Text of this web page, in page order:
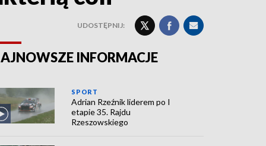
UDOSTĘPNIJ:
INFORMACJE
SPORT
Adrian Rzeźnik liderem po I
etapie 35. Rajdu
Rzeszowskiego